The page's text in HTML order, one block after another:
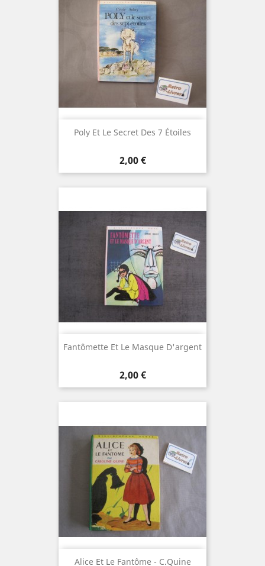
Poly Et Le Secret Des 7 Étoiles
Prix
2,00 €
Fantômette Et Le Masque D'argent
Prix
2,00 €
Alice Et Le Fantôme - C.Quine